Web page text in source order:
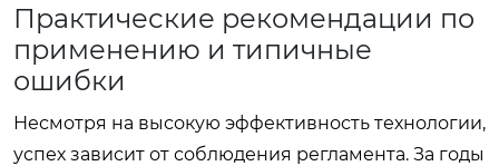
Практические рекомендации по
применению и типичные
ошибки
Несмотря на высокую эффективность технологии,
успех зависит от соблюдения регламента. За годы